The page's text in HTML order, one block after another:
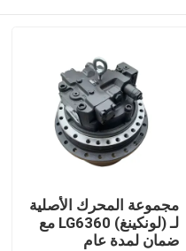
مجموعة المحرك الأصلية
لـ (لونكينغ) LG6360 مع
ضمان لمدة عام